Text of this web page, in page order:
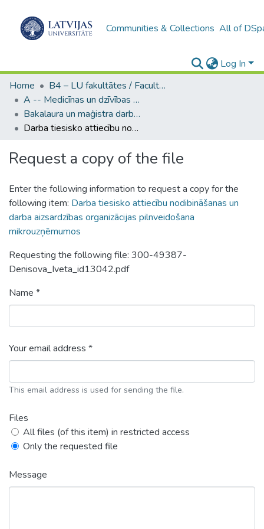
Communities & Collections All of
Log In
Home
B4 – LU fakultātes / Faculties of the UL
A -- Medicīnas un dzīvības zinātņu fakultāte / Faculty of Medicine and Life Sciences
Bakalaura un maģistra darbi (MDZF) / Bachelor's and Master's theses
Darba tiesisko attiecību nodibināšanas un darba aizsardzības organizācijas pilnveidošana mikrouzņēmumos
Request a copy of the file
Enter the following information to request a copy for the
following item: Darba tiesisko attiecību nodibināšanas un
darba aizsardzības organizācijas pilnveidošana
mikrouzņēmumos
Requesting the following file: 300-49387-
Denisova_Iveta_id13042.pdf
Name *
Your email address *
This email address is used for sending the file.
Files
All files (of this item) in restricted access
Only the requested file
Message